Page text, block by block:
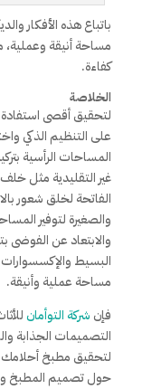
باتباع هذه الأفكار
مساحة أنيقة وعملية،
كفاءة.
الخلاصة
لتحقيق أقصى
على التنظيم الذكي
المساحات الرأسية
غير التقليدية مثل
الفاتحة لخلق شعور
والصغيرة لتوفير
والابتعاد عن الفوضى
البسيط
مساحة عملية وأنيقة.
فإن شركة التوأمان
التصميمات الجذابة
لتحقيق مطبخ
حول تصميم المطبخ